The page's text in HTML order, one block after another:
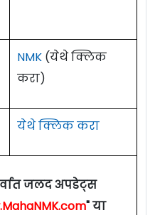
NMK (येथे क्लिक
करा)
येथे क्लिक करा
जलद अपडेट्स
" या